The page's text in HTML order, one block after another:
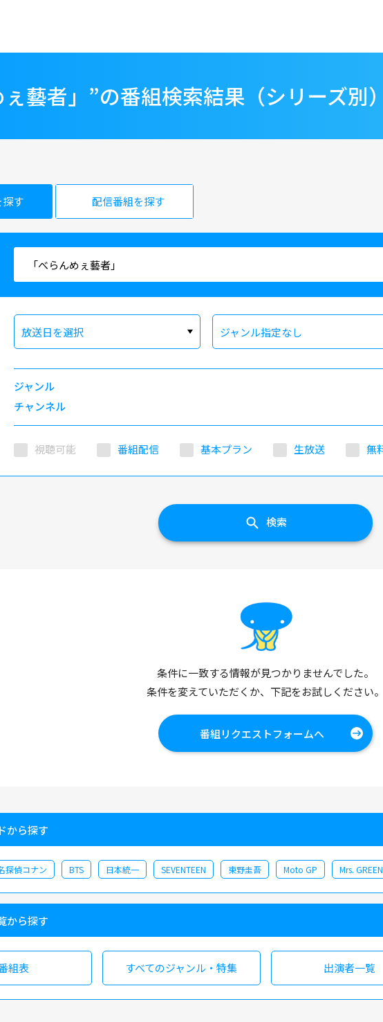
藝者」”の番組検索結果（シリーズ別）
す 配信番組を探す
放送日を選択 ジャンル指定なし
ジャンル
チャンネル
視聴可能 番組配信 基本プラン 生放送 無
検索
条件に一致する情報が見つかりませんでした。
条件を変えていただくか、下記をお試しください。
番組リクエストフォームへ
から探す
探偵コナン BTS 日本統一 SEVENTEEN 東野圭吾 Moto GP Mrs.
から探す
組表 すべてのジャンル・特集 出演者一覧